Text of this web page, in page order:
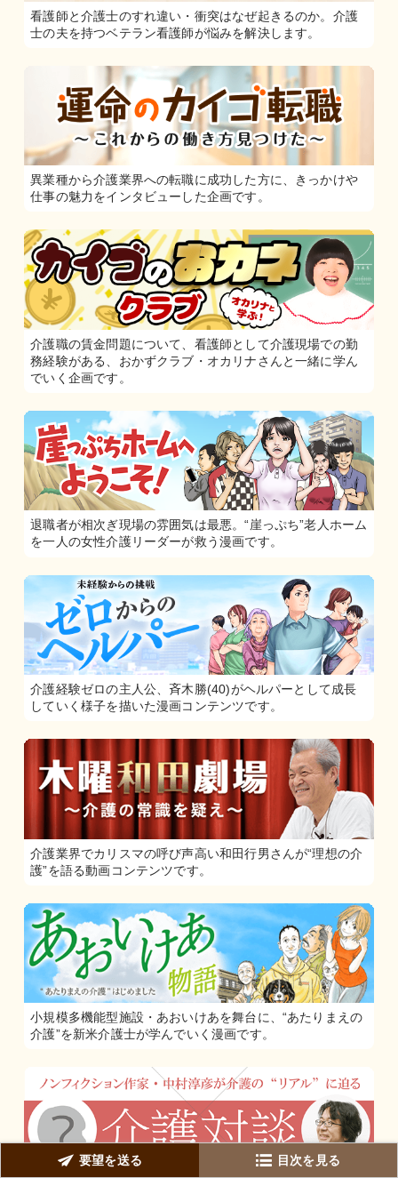
要望を送る 目次を見る
看護師と介護士のすれ違い・衝突はなぜ起きるのか。介護
士の夫を持つベテラン看護師が悩みを解決します。
異業種から介護業界への転職に成功した方に、きっかけや
仕事の魅力をインタビューした企画です。
介護職の賃金問題について、看護師として介護現場での勤
務経験がある、おかずクラブ・オカリナさんと一緒に学ん
でいく企画です。
退職者が相次ぎ現場の雰囲気は最悪。“崖っぷち”老人ホーム
を一人の女性介護リーダーが救う漫画です。
介護経験ゼロの主人公、斉木勝(40)がヘルパーとして成長
していく様子を描いた漫画コンテンツです。
介護業界でカリスマの呼び声高い和田行男さんが“理想の介
護”を語る動画コンテンツです。
小規模多機能型施設・あおいけあを舞台に、“あたりまえの
介護”を新米介護士が学んでいく漫画です。